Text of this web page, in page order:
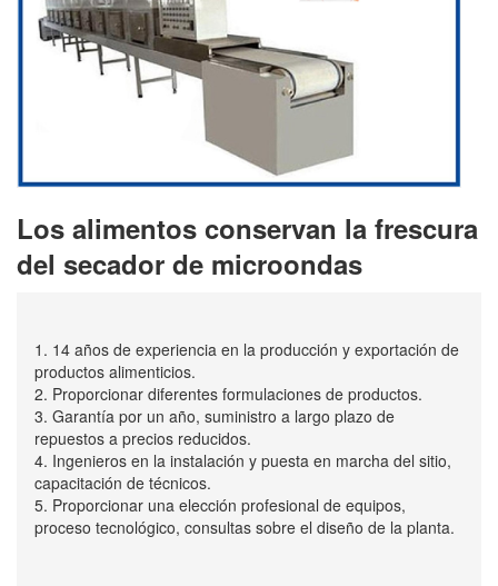
Los alimentos conservan la frescura
del secador de microondas
1. 14 años de experiencia en la producción y exportación de
productos alimenticios.
2. Proporcionar diferentes formulaciones de productos.
3. Garantía por un año, suministro a largo plazo de
repuestos a precios reducidos.
4. Ingenieros en la instalación y puesta en marcha del sitio,
capacitación de técnicos.
5. Proporcionar una elección profesional de equipos,
proceso tecnológico, consultas sobre el diseño de la planta.